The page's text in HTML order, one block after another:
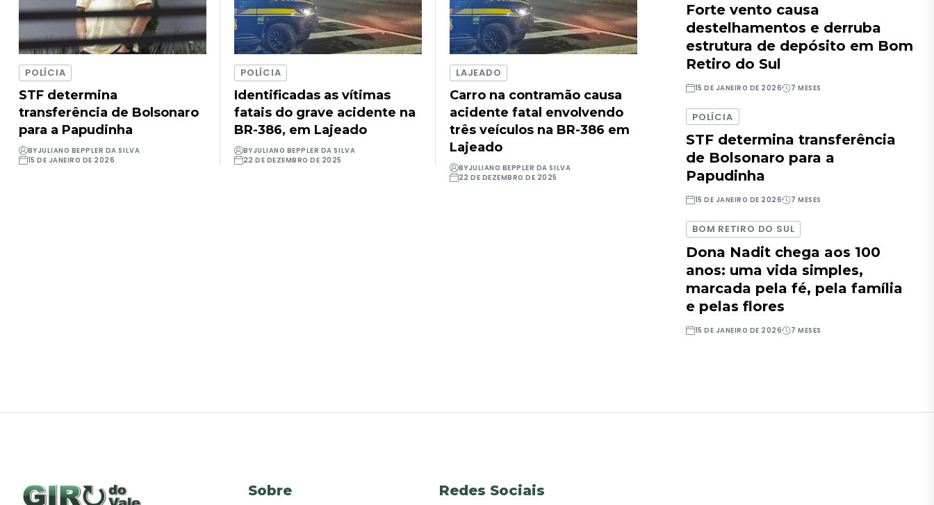
POLÍCIA
STF determina
transferência de Bolsonaro
para a Papudinha
BYJULIANO BEPPLER DA SILVA
15 DE JANEIRO DE 2026
POLÍCIA
Identificadas as vítimas
fatais do grave acidente na
BR-386, em Lajeado
BYJULIANO BEPPLER DA SILVA
22 DE DEZEMBRO DE 2025
LAJEADO
Carro na contramão causa
acidente fatal envolvendo
três veículos na BR-386 em
Lajeado
BYJULIANO BEPPLER DA SILVA
22 DE DEZEMBRO DE 2025
Forte vento causa
destelhamentos e derruba
estrutura de depósito em Bom
Retiro do Sul
15 DE JANEIRO DE 2026 7 MESES
POLÍCIA
STF determina transferência
de Bolsonaro para a
Papudinha
15 DE JANEIRO DE 2026 7 MESES
BOM RETIRO DO SUL
Dona Nadit chega aos 100
anos: uma vida simples,
marcada pela fé, pela família
e pelas flores
15 DE JANEIRO DE 2026 7 MESES
Sobre Redes Sociais